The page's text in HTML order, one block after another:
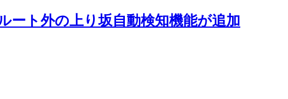
ート外の上り坂自動検知機能が追加